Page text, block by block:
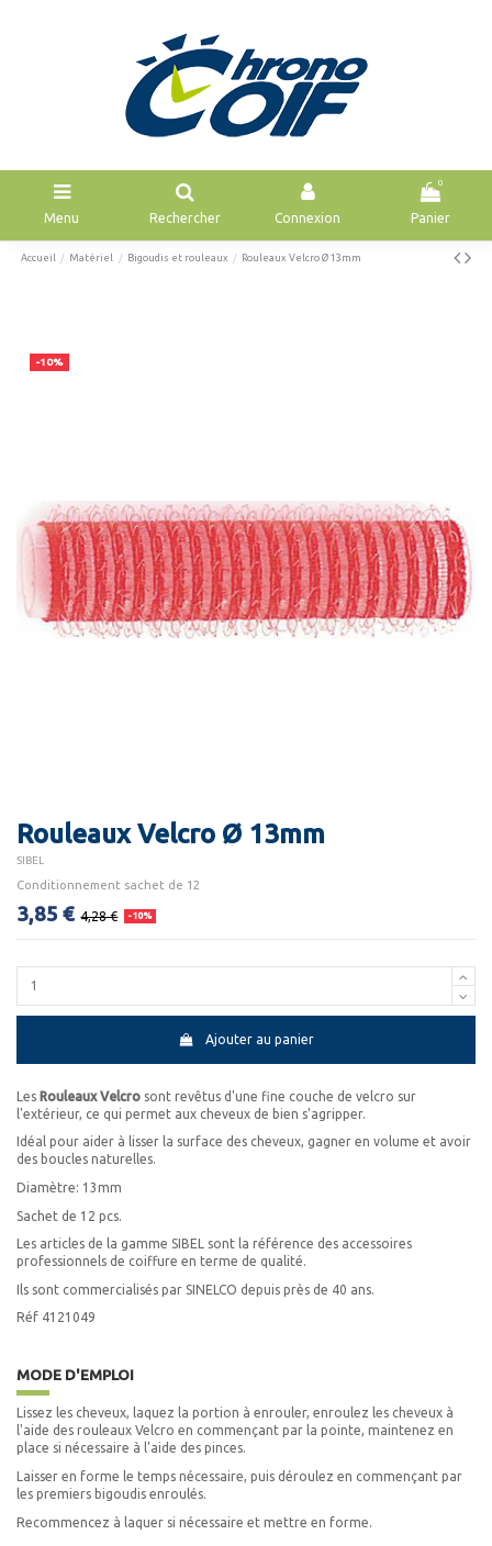
Menu Rechercher Connexion
0
Panier
Accueil Matériel Bigoudis et rouleaux Rouleaux Velcro Ø 13mm
-10%
Rouleaux Velcro Ø 13mm
SIBEL
Conditionnement sachet de 12
3,85 € 4,28 € -10%
Ajouter au panier
Les Rouleaux Velcro sont revêtus d'une fine couche de velcro sur
l'extérieur, ce qui permet aux cheveux de bien s'agripper.
Idéal pour aider à lisser la surface des cheveux, gagner en volume et avoir
des boucles naturelles.
Diamètre: 13mm
Sachet de 12 pcs.
Les articles de la gamme SIBEL sont la référence des accessoires
professionnels de coiffure en terme de qualité.
Ils sont commercialisés par SINELCO depuis près de 40 ans.
Réf 4121049
MODE D'EMPLOI
Lissez les cheveux, laquez la portion à enrouler, enroulez les cheveux à
l'aide des rouleaux Velcro en commençant par la pointe, maintenez en
place si nécessaire à l'aide des pinces.
Laisser en forme le temps nécessaire, puis déroulez en commençant par
les premiers bigoudis enroulés.
Recommencez à laquer si nécessaire et mettre en forme.